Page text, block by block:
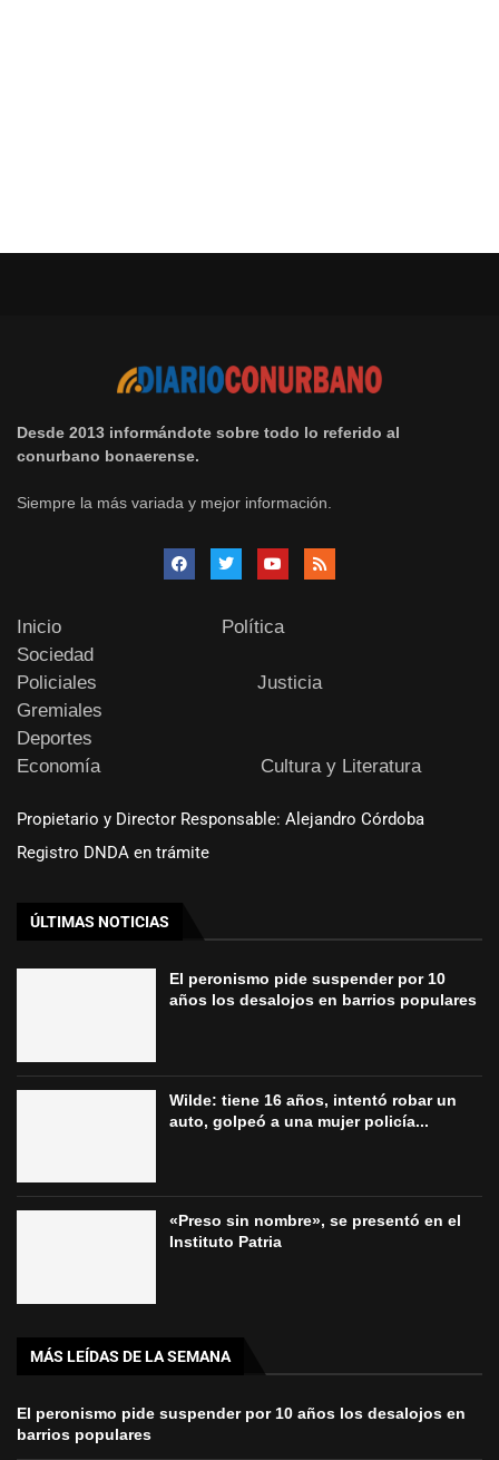
Desde 2013 informándote sobre todo lo referido al
conurbano bonaerense.
Siempre la más variada y mejor información.
Inicio
Política
Sociedad
Policiales
Justicia
Gremiales
Deportes
Economía
Cultura y Literatura
Propietario y Director Responsable: Alejandro Córdoba
Registro DNDA en trámite
ÚLTIMAS NOTICIAS
El peronismo pide suspender por 10
años los desalojos en barrios populares
Wilde: tiene 16 años, intentó robar un
auto, golpeó a una mujer policía...
«Preso sin nombre», se presentó en el
Instituto Patria
MÁS LEÍDAS DE LA SEMANA
El peronismo pide suspender por 10 años los desalojos en
barrios populares